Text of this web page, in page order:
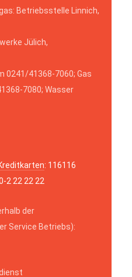
Betriebsstelle Linnich,
Jülich,
0241/41368-7060; Gas
7080; Wasser
: 116116
2 22 22 22
der
Service Betriebs):